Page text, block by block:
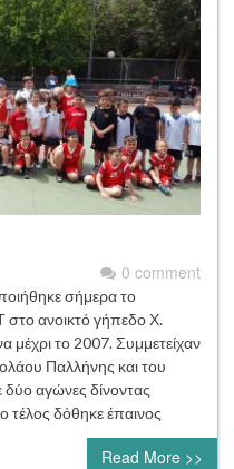
0 comment
σήμερα το
ανοικτό γήπεδο Χ.
μέχρι το 2007. Συμμετείχαν
Παλλήνης και του
αγώνες δίνοντας
τέλος δόθηκε έπαινος
Read More >>